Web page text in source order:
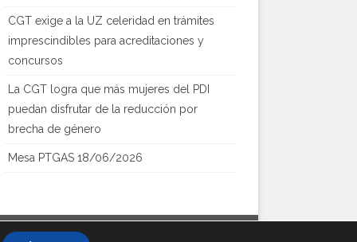
CGT exige a la UZ celeridad en trámites
imprescindibles para acreditaciones y
concursos
La CGT logra que más mujeres del PDI
puedan disfrutar de la reducción por
brecha de género
Mesa PTGAS 18/06/2026